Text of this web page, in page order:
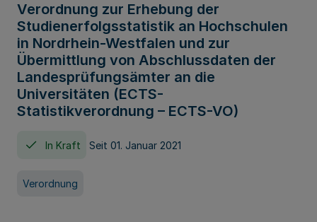
Verordnung zur Erhebung der
Studienerfolgsstatistik an Hochschulen
in Nordrhein-Westfalen und zur
Übermittlung von Abschlussdaten der
Landesprüfungsämter an die
Universitäten (ECTS-
Statistikverordnung – ECTS-VO)
In Kraft Seit 01. Januar 2021
Verordnung